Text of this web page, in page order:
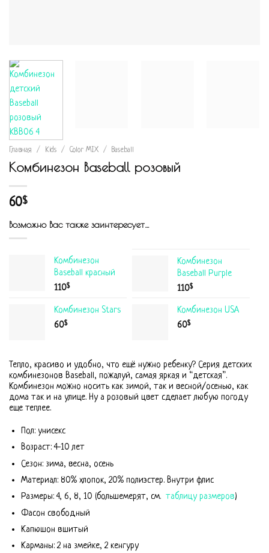
Главная / Kids / Color MIX / Baseball
Комбинезон Baseball розовый
60$
Возможно Вас также заинтересует…
Комбинезон
Baseball красный
110$
Комбинезон
Baseball Purple
110$
Комбинезон Stars
60$
Комбинезон USA
60$
Тепло, красиво и удобно, что ещё нужно ребенку? Серия детских
комбинезонов Baseball, пожалуй, самая яркая и “детская”.
Комбинезон можно носить как зимой, так и весной/осенью, как
дома так и на улице. Ну а розовый цвет сделает любую погоду
еще теплее.
Пол: унисекс
Возраст: 4-10 лет
Сезон: зима, весна, осень
Материал: 80% хлопок, 20% полиэстер. Внутри флис
Размеры: 4, 6, 8, 10 (большемерят, см. таблицу размеров)
Фасон свободный
Капюшон вшитый
Карманы: 2 на змейке, 2 кенгуру